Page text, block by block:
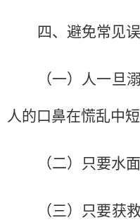
四、避免常见
（一）人一旦
人的口鼻在慌乱中
（二）只要水
（三）只要获